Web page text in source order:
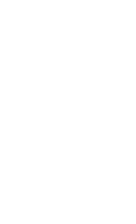
o Ichiban Pizzeria e o